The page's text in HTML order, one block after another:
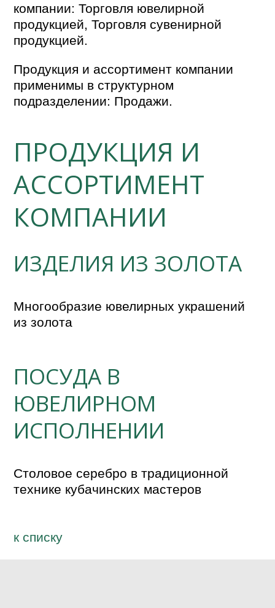
компании: Торговля ювелирной
продукцией, Торговля сувенирной
продукцией.
Продукция и ассортимент компании
применимы в структурном
подразделении: Продажи.
ПРОДУКЦИЯ И
АССОРТИМЕНТ
КОМПАНИИ
ИЗДЕЛИЯ ИЗ ЗОЛОТА
Многообразие ювелирных украшений
из золота
ПОСУДА В
ЮВЕЛИРНОМ
ИСПОЛНЕНИИ
Столовое серебро в традиционной
технике кубачинских мастеров
к спиcку